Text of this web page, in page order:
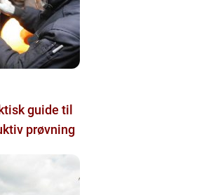
prøvning